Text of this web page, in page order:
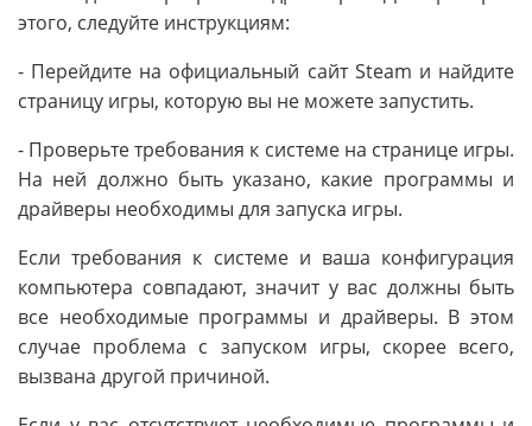
этого, следуйте инструкциям:
- Перейдите на официальный сайт Steam и найдите
страницу игры, которую вы не можете запустить.
- Проверьте требования к системе на странице игры.
На ней должно быть указано, какие программы и
драйверы необходимы для запуска игры.
Если требования к системе и ваша конфигурация
компьютера совпадают, значит у вас должны быть
все необходимые программы и драйверы. В этом
случае проблема с запуском игры, скорее всего,
вызвана другой причиной.